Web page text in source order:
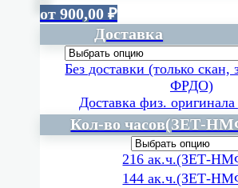
от 900,00 ₽
Доставка
Без доставки (только скан,
ФРДО)
Доставка физ.
Кол-во часов(ЗЕТ-
216 ак.ч.(ЗЕТ-
144 ак.ч.(ЗЕТ-